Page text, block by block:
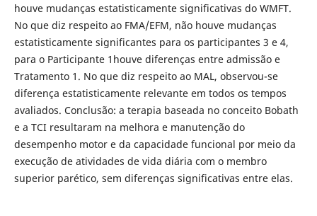
houve mudanças estatisticamente significativas do WMFT.
No que diz respeito ao FMA/EFM, não houve mudanças
estatisticamente significantes para os participantes 3 e 4,
para o Participante 1houve diferenças entre admissão e
Tratamento 1. No que diz respeito ao MAL, observou-se
diferença estatisticamente relevante em todos os tempos
avaliados. Conclusão: a terapia baseada no conceito Bobath
e a TCI resultaram na melhora e manutenção do
desempenho motor e da capacidade funcional por meio da
execução de atividades de vida diária com o membro
superior parético, sem diferenças significativas entre elas.